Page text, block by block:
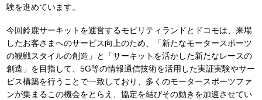
験を進めています。
今回鈴鹿サーキットを運営するモビリティランドとドコモは、来場
したお客さまへのサービス向上のため、「新たなモータースポーツ
の観戦スタイルの創造」と「サーキットを活かした新たなレースの
創造」を目指して、5G等の情報通信技術を活用した実証実験やサー
ビス構築を行うことで一致しており、多くのモータースポーツファ
ンが集まるこの機会をとらえ、協定を結びその動きを加速させてい